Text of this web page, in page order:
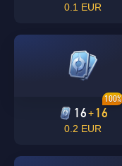
0.1 EUR
16+16
100%
0.2 EUR